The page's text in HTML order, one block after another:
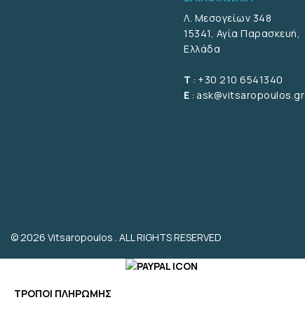
Λ. Μεσογείων 348
15341, Αγία Παρασκευή,
Ελλάδα
T : +30 210 6541340
E : ask@vitsaropoulos.gr
© 2026 Vitsaropoulos . ALL RIGHTS RESERVED
ΤΡΟΠΟΙ ΠΛΗΡΩΜΗΣ